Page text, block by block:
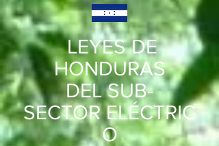
LEYES DE
HONDURAS
DELSUB-
SECTORELÉCTRIC
O